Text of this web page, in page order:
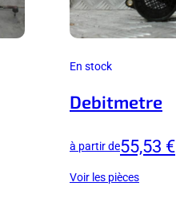
En stock
Debitmetre
à partir de55,53 €
Voir les pièces